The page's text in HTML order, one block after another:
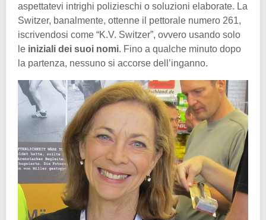
aspettatevi intrighi polizieschi o soluzioni elaborate. La
Switzer, banalmente, ottenne il pettorale numero 261,
iscrivendosi come “K.V. Switzer”, ovvero usando solo
le iniziali dei suoi nomi. Fino a qualche minuto dopo
la partenza, nessuno si accorse dell’inganno.